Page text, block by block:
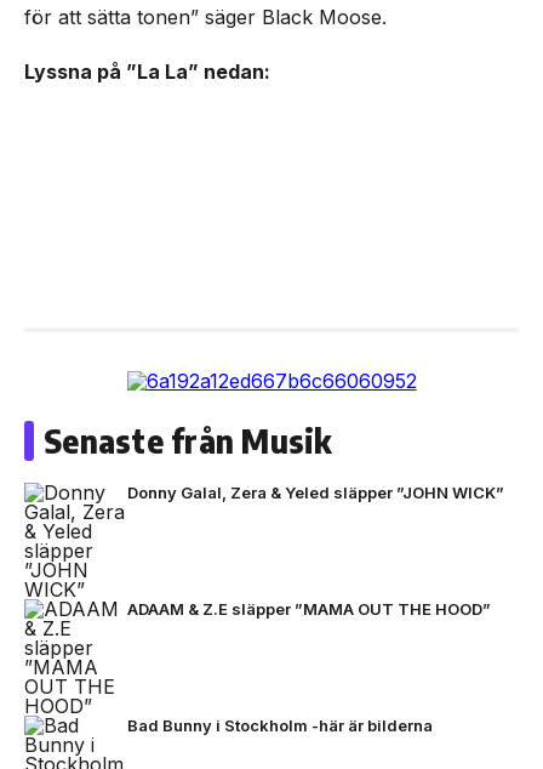
för att sätta tonen” säger Black Moose.
Lyssna på ”La La” nedan:
Senaste från Musik
Donny Galal, Zera & Yeled släpper ”JOHN WICK”
ADAAM & Z.E släpper ”MAMA OUT THE HOOD”
Bad Bunny i Stockholm -här är bilderna